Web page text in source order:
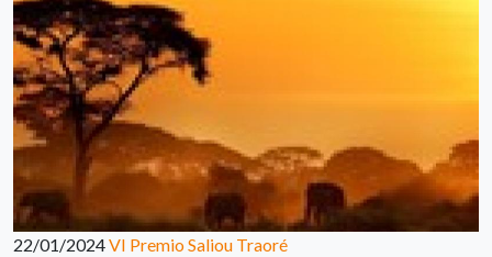
22/01/2024VI Premio Saliou Traoré